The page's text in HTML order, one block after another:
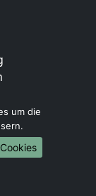
Main
um die